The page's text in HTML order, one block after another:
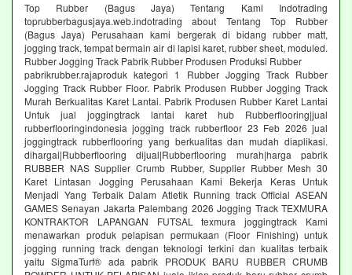
Top Rubber (Bagus Jaya) Tentang Kami Indotrading
toprubberbagusjaya.web.indotrading about Tentang Top Rubber
(Bagus Jaya) Perusahaan kami bergerak di bidang rubber matt,
jogging track, tempat bermain air di lapisi karet, rubber sheet, moduled.
Rubber Jogging Track Pabrik Rubber Produsen Produksi Rubber
pabrikrubber.rajaproduk kategori 1 Rubber Jogging Track Rubber
Jogging Track Rubber Floor. Pabrik Produsen Rubber Jogging Track
Murah Berkualitas Karet Lantai. Pabrik Produsen Rubber Karet Lantai
Untuk jual joggingtrack lantai karet hub Rubberflooring|jual
rubberflooringindonesia jogging track rubberfloor 23 Feb 2026 jual
joggingtrack rubberflooring yang berkualitas dan mudah diaplikasi.
dihargai|Rubberflooring dijual|Rubberflooring murah|harga pabrik
RUBBER NAS Supplier Crumb Rubber, Supplier Rubber Mesh 30
Karet Lintasan Jogging Perusahaan Kami Bekerja Keras Untuk
Menjadi Yang Terbaik Dalam Atletik Running track Official ASEAN
GAMES Senayan Jakarta Palembang 2026 Jogging Track TEXMURA
KONTRAKTOR LAPANGAN FUTSAL texmura joggingtrack Kami
menawarkan produk pelapisan permukaan (Floor Finishing) untuk
jogging running track dengan teknologi terkini dan kualitas terbaik
yaitu SigmaTurf® ada pabrik PRODUK BARU RUBBER CRUMB